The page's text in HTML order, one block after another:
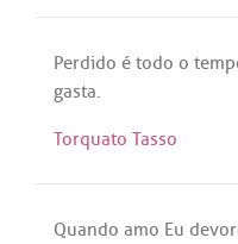
Perdido é todo o
gasta.
Torquato Tasso
Quando amo Eu